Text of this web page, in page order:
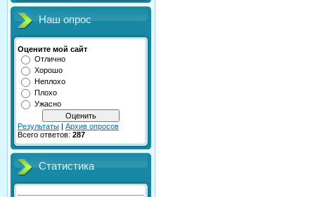
Наш опрос
Оцените мой сайт
Отлично
Хорошо
Неплохо
Плохо
Ужасно
Результаты | Архив опросов
Всего ответов: 287
Статистика